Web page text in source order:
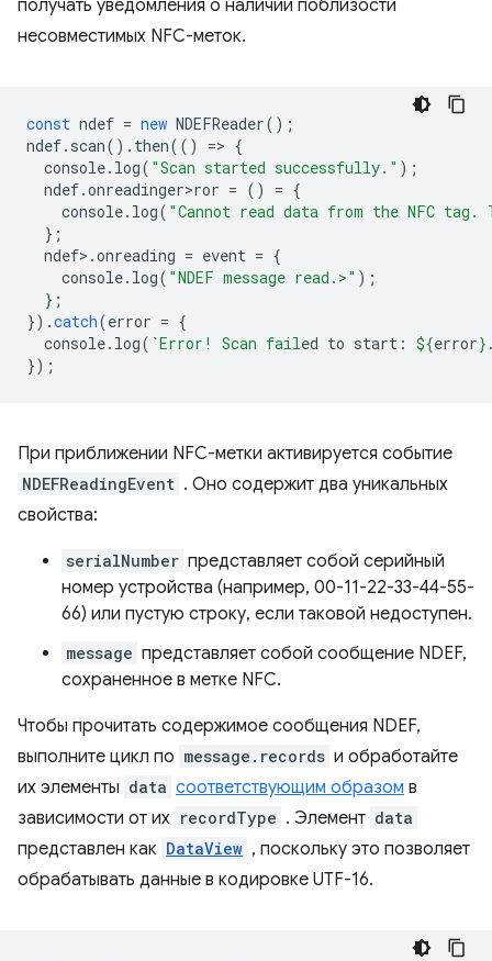
получать уведомления о наличии поблизости
несовместимых NFC-меток.
const ndef = new NDEFReader();
ndef. scan(). then(() => {
console. log( "Scan started successfully." );
ndef.onreadinger>ror = () = {
console. log( "Cannot read data from the NFC tag.
};
ndef> .onreading = event = {
console. log( "NDEF message read.>" );
};
}).catch(error = {
console. log( `Error! Scan failed to start: ${error}
});
При приближении NFC-метки активируется событие
NDEFReadingEvent . Оно содержит два уникальных
свойства:
serialNumber представляет собой серийный
номер устройства (например, 00-11-22-33-44-55-
66) или пустую строку, если таковой недоступен.
message представляет собой сообщение NDEF,
сохраненное в метке NFC.
Чтобы прочитать содержимое сообщения NDEF,
выполните цикл по message.records и обработайте
их элементы data соответствующим образом в
зависимости от их recordType . Элемент data
представлен как DataView , поскольку это позволяет
обрабатывать данные в кодировке UTF-16.